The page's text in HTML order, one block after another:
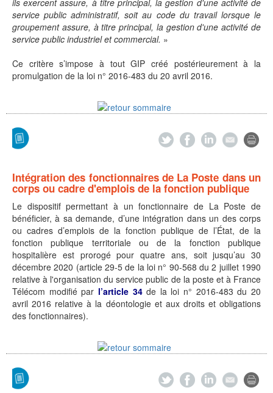
service public administratif, soit au code du travail lorsque le
groupement assure, à titre principal, la gestion d'une activité de
service public industriel et commercial. »
Ce critère s’impose à tout GIP créé postérieurement à la
promulgation de la loi n° 2016-483 du 20 avril 2016.
Intégration des fonctionnaires de La Poste dans un
corps ou cadre d'emplois de la fonction publique
Le dispositif permettant à un fonctionnaire de La Poste de
bénéficier, à sa demande, d’une intégration dans un des corps
ou cadres d’emplois de la fonction publique de l’État, de la
fonction publique territoriale ou de la fonction publique
hospitalière est prorogé pour quatre ans, soit jusqu’au 30
décembre 2020 (article 29-5 de la loi n° 90-568 du 2 juillet 1990
relative à l'organisation du service public de la poste et à France
Télécom modifié par l’article 34de la loi n° 2016-483 du 20
avril 2016 relative à la déontologie et aux droits et obligations
des fonctionnaires).